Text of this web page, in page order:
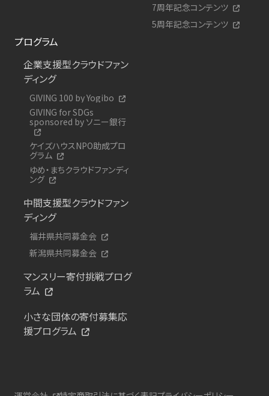
7周年記念コンテンツ
5周年記念コンテンツ
プログラム
企業支援型クラウドファン
ディング
GIVING 100 by Yogibo
GIVING for SDGs
sponsored by ソニー銀行
ケイズハウスNPO助成プロ
グラム
ゆめ・まちクラウドファンディ
ング
中間支援型クラウドファン
ディング
福井県共同募金会
新潟県共同募金会
マンスリー寄付挑戦プログ
ラム
小さな団体の寄付募集応
援プログラム